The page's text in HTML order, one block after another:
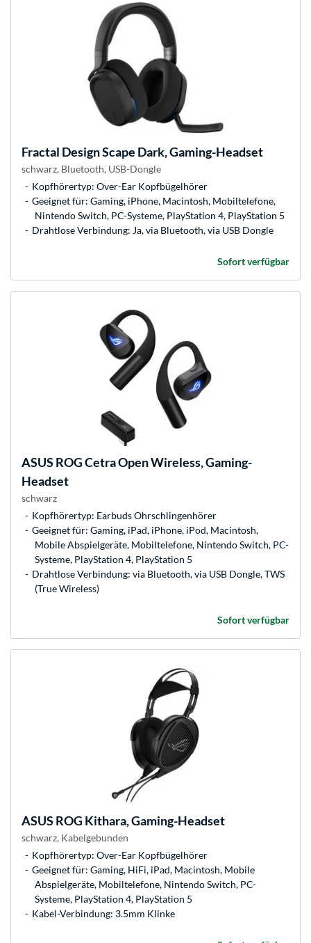
Fractal DesignScape Dark, Gaming-Headset
schwarz, Bluetooth, USB-Dongle
Kopfhörertyp: Over-Ear Kopfbügelhörer
Geeignet für: Gaming, iPhone, Macintosh, Mobiltelefone,
Nintendo Switch, PC-Systeme, PlayStation 4, PlayStation 5
Drahtlose Verbindung: Ja, via Bluetooth, via USB Dongle
Sofort verfügbar
ASUS ROG Cetra Open Wireless, Gaming-
Headset
schwarz
Kopfhörertyp: Earbuds Ohrschlingenhörer
Geeignet für: Gaming, iPad, iPhone, iPod, Macintosh,
Mobile Abspielgeräte, Mobiltelefone, Nintendo Switch, PC-
Systeme, PlayStation 4, PlayStation 5
Drahtlose Verbindung: via Bluetooth, via USB Dongle, TWS
(True Wireless)
Sofort verfügbar
ASUS ROG Kithara, Gaming-Headset
schwarz, Kabelgebunden
Kopfhörertyp: Over-Ear Kopfbügelhörer
Geeignet für: Gaming, HiFi, iPad, Macintosh, Mobile
Abspielgeräte, Mobiltelefone, Nintendo Switch, PC-
Systeme, PlayStation 4, PlayStation 5
Kabel-Verbindung: 3.5mm Klinke